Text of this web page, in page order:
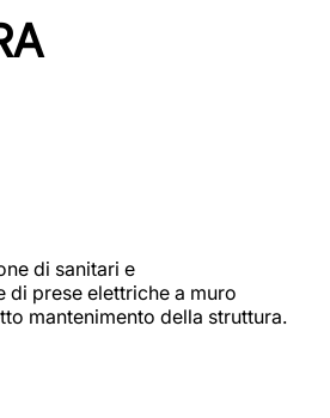
di sanitari e
prese elettriche a muro
mantenimento della struttura.